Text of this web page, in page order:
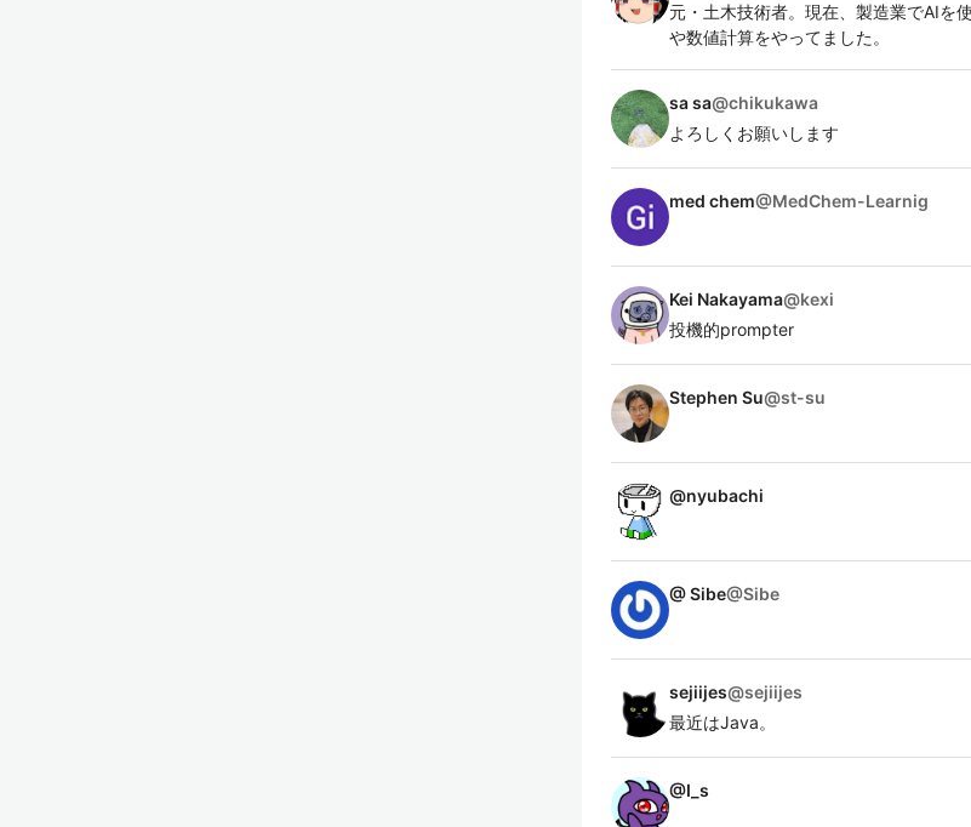
元・土木技術者。現在、製造業でAIを
や数値計算をやってました。
sa sa@chikukawa
よろしくお願いします
med chem@MedChem-Learnig
Kei Nakayama@kexi
投機的prompter
Stephen Su@st-su
@nyubachi
@ Sibe@Sibe
sejiijes@sejiijes
最近はJava。
@I_s